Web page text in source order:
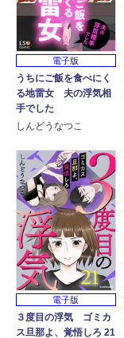
電子版
うちにご飯を食べにく
る地雷女 夫の浮気相
手でした
しんどうなつこ
電子版
３度目の浮気 ゴミカ
ス旦那よ、覚悟しろ 21